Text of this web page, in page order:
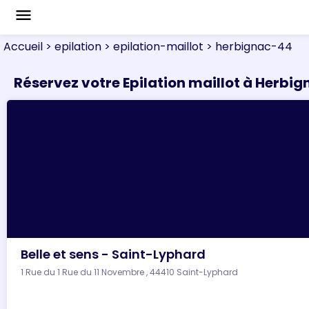
menu
Accueil > epilation > epilation-maillot > herbignac-44
Réservez votre Epilation maillot à
Belle et sens - Saint-Lyphard
1 Rue du 1 Rue du 11 Novembre , 44410 Saint-Lyphard